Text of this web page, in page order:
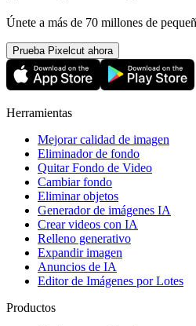
Únete a más de 70 millones de
Prueba Pixelcut ahora
Herramientas
Mejorar calidad de imagen
Eliminador de fondo
Quitar Fondo de Video
Cambiar fondo
Eliminar objetos
Generador de imágenes IA
Crear videos con IA
Relleno generativo
Expandir imagen
Anuncios de IA
Editor de Imágenes por Lotes
Productos